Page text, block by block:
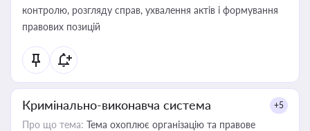
контролю, розгляду справ, ухвалення актів і формування
правових позицій
Кримінально-виконавча система +5
Про що тема: Тема охоплює організацію та правове